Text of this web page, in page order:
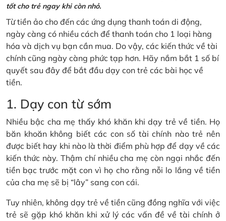
tốt cho trẻ ngay khi còn nhỏ.
Từ tiền ảo cho đến các ứng dụng thanh toán di động,
ngày càng có nhiều cách để thanh toán cho 1 loại hàng
hóa và dịch vụ bạn cần mua. Do vậy, các kiến thức về tài
chính cũng ngày càng phức tạp hơn. Hãy nắm bắt 1 số bí
quyết sau đây để bắt đầu dạy con trẻ các bài học về
tiền.
1. Dạy con từ sớm
Nhiều bậc cha mẹ thấy khó khăn khi dạy trẻ về tiền. Họ
băn khoăn không biết các con số tài chính nào trẻ nên
được biết hay khi nào là thời điểm phù hợp để dạy về các
kiến thức này. Thậm chí nhiều cha mẹ còn ngại nhắc đến
tiền bạc trước mặt con vì họ cho rằng nỗi lo lắng về tiền
của cha mẹ sẽ bị “lây” sang con cái.
Tuy nhiên, không dạy trẻ về tiền cũng đồng nghĩa với việc
trẻ sẽ gặp khó khăn khi xử lý các vấn đề về tài chính ở